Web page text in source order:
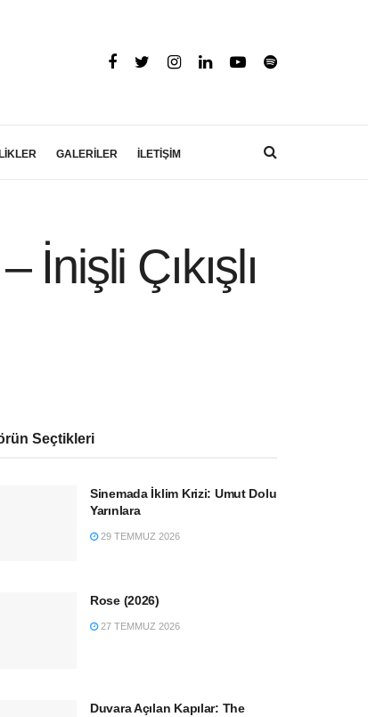
GALERİLER İLETİŞİM
İnişli Çıkışlı
Seçtikleri
Sinemada İklim Krizi: Umut Dolu
Yarınlara
29 TEMMUZ 2026
Rose (2026)
27 TEMMUZ 2026
Duvara Açılan Kapılar: The